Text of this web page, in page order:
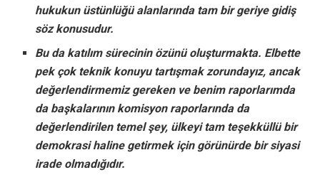
hukukun üstünlüğü alanlarında tam bir geriye gidiş
söz konusudur.
Bu da katılım sürecinin özünü oluşturmakta. Elbette
pek çok teknik konuyu tartışmak zorundayız, ancak
değerlendirmemiz gereken ve benim raporlarımda
da başkalarının komisyon raporlarında da
değerlendirilen temel şey, ülkeyi tam teşekküllü bir
demokrasi haline getirmek için görünürde bir siyasi
irade olmadığıdır.